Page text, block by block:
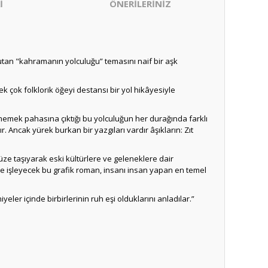
ÖNERİLERİNİZ
"kahramanın yolculuğu” temasını naif bir aşk
çok folklorik öğeyi destansı bir yol hikâyesiyle
pahasına çıktığı bu yolculuğun her durağında farklı
Ancak yürek burkan bir yazgıları vardır âşıkların: Zıt
taşıyarak eski kültürlere ve geleneklere dair
bu grafik roman, insanı insan yapan en temel
içinde birbirlerinin ruh eşi olduklarını anladılar.”